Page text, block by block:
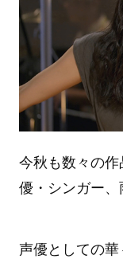
今秋も数々の
優・シンガー、
声優としての